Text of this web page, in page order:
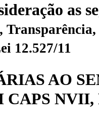
as
12.527/11
AO